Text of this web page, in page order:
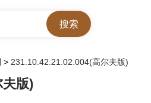
> 231.10.42.21.02.004(高尔夫版)
夫版)